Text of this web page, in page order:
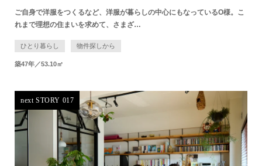
ご自身で洋服をつくるなど、洋服が暮らしの中心にもなっているO様。こ
れまで理想の住まいを求めて、さまざ…
ひとり暮らし 物件探しから
築47年／53.10㎡
next STORY 017